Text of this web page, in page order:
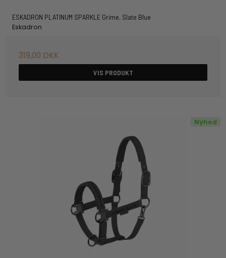
ESKADRON PLATINUM SPARKLE Grime. Slate Blue
Eskadron
319,00 DKK
VIS PRODUKT
Nyhed